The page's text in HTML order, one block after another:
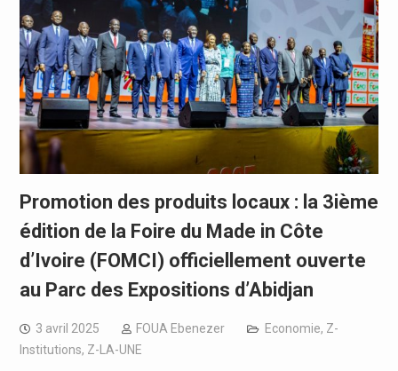
Promotion des produits locaux : la 3ième
édition de la Foire du Made in Côte
d’Ivoire (FOMCI) officiellement ouverte
au Parc des Expositions d’Abidjan
3 avril 2025 FOUA Ebenezer Economie, Z-
Institutions, Z-LA-UNE